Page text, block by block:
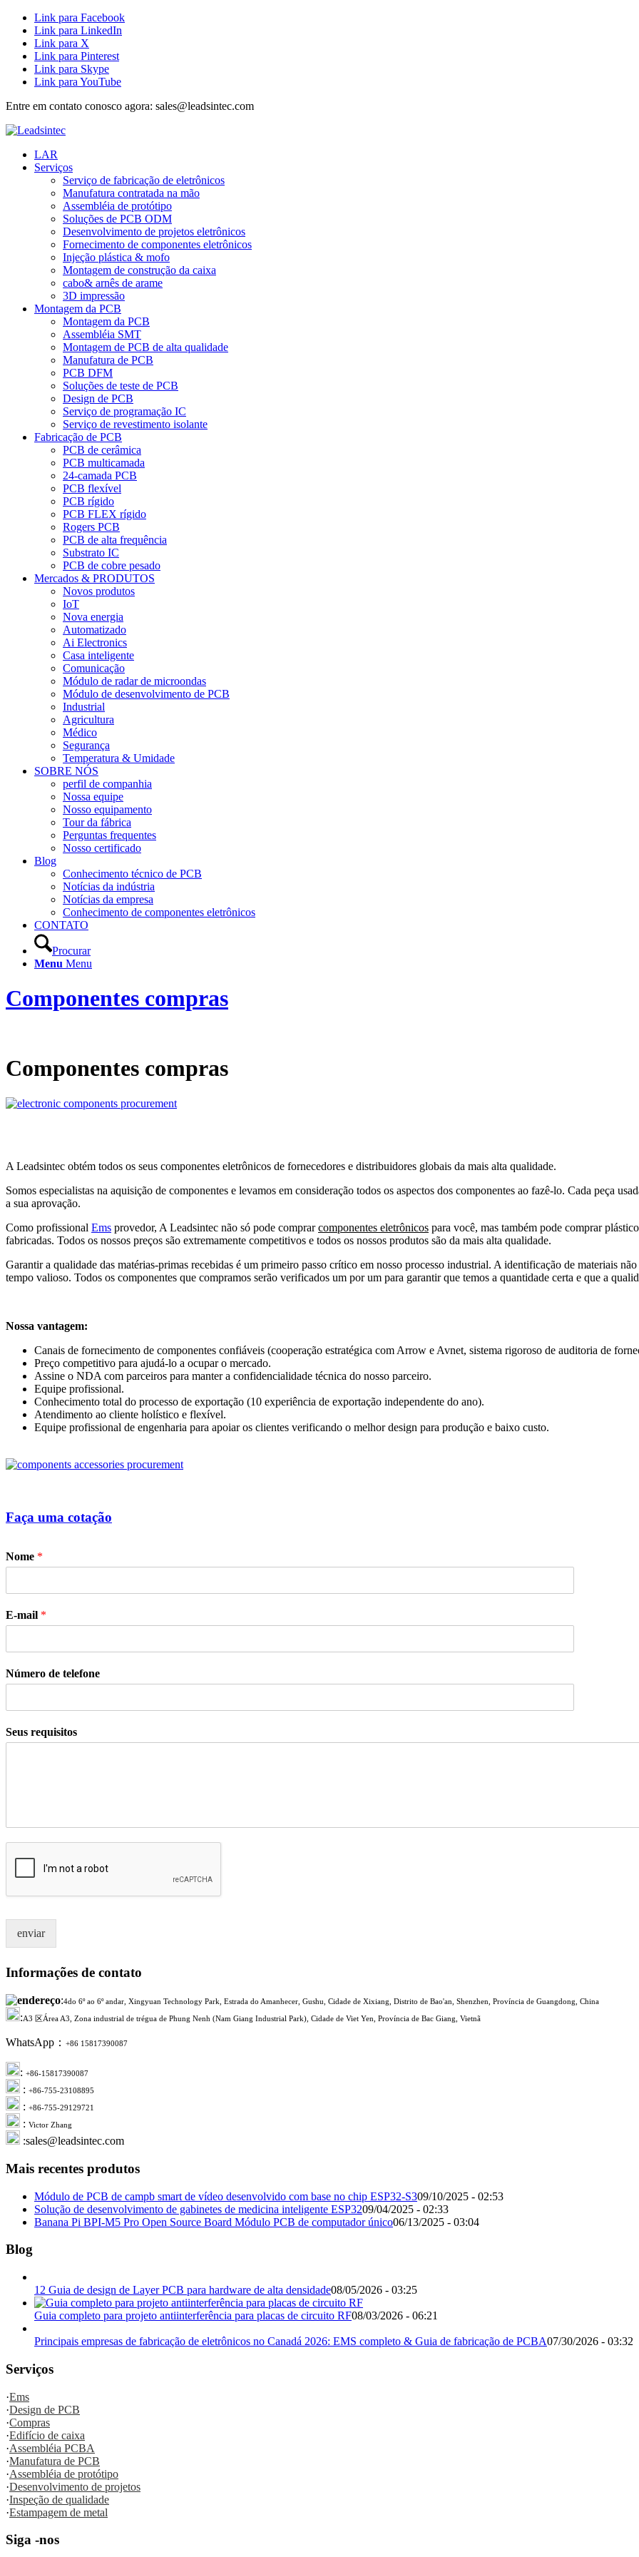
Link para Facebook
Link para LinkedIn
Link para X
Link para Pinterest
Link para Skype
Link para YouTube
Entre em contato conosco agora: sales@leadsintec.com
LAR
Serviços
Serviço de fabricação de eletrônicos
Manufatura contratada na mão
Assembléia de protótipo
Soluções de PCB ODM
Desenvolvimento de projetos eletrônicos
Fornecimento de componentes eletrônicos
Injeção plástica & mofo
Montagem de construção da caixa
cabo& arnês de arame
3D impressão
Montagem da PCB
Montagem da PCB
Assembléia SMT
Montagem de PCB de alta qualidade
Manufatura de PCB
PCB DFM
Soluções de teste de PCB
Design de PCB
Serviço de programação IC
Serviço de revestimento isolante
Fabricação de PCB
PCB de cerâmica
PCB multicamada
24-camada PCB
PCB flexível
PCB rígido
PCB FLEX rígido
Rogers PCB
PCB de alta frequência
Substrato IC
PCB de cobre pesado
Mercados & PRODUTOS
Novos produtos
IoT
Nova energia
Automatizado
Ai Electronics
Casa inteligente
Comunicação
Módulo de radar de microondas
Módulo de desenvolvimento de PCB
Industrial
Agricultura
Médico
Segurança
Temperatura & Umidade
SOBRE NÓS
perfil de companhia
Nossa equipe
Nosso equipamento
Tour da fábrica
Perguntas frequentes
Nosso certificado
Blog
Conhecimento técnico de PCB
Notícias da indústria
Notícias da empresa
Conhecimento de componentes eletrônicos
CONTATO
Procurar
Menu Menu
Componentes compras
Componentes compras
A Leadsintec obtém todos os seus componentes eletrônicos de fornecedores e distribuidores globais da mais alta qualidade.
Somos especialistas na aquisição de componentes e levamos em consideração todos os aspectos dos componentes ao fazê-lo. Cada peça
a sua aprovação.
Como profissional Ems provedor, A Leadsintec não só pode comprarcomponentes eletrônicos para você, mas também pode comprar
fabricadas. Todos os nossos preços são extremamente competitivos e todos os nossos produtos são da mais alta qualidade.
Garantir a qualidade das matérias-primas recebidas é um primeiro passo crítico em nosso processo industrial. A identificação de materiais
tempo valioso. Todos os componentes que compramos serão verificados um por um para garantir que temos a quantidade certa e que a
Nossa vantagem:
Canais de fornecimento de componentes confiáveis (cooperação estratégica com Arrow e Avnet, sistema rigoroso de auditoria de
Preço competitivo para ajudá-lo a ocupar o mercado.
Assine o NDA com parceiros para manter a confidencialidade técnica do nosso parceiro.
Equipe profissional.
Conhecimento total do processo de exportação (10 experiência de exportação independente do ano).
Atendimento ao cliente holístico e flexível.
Equipe profissional de engenharia para apoiar os clientes verificando o melhor design para produção e baixo custo.
Faça uma cotação
Nome *
E-mail *
Número de telefone
Seus requisitos
enviar
Informações de contato
:4do 6º ao 6º andar, Xingyuan Technology Park, Estrada do Amanhecer, Gushu, Cidade de Xixiang, Distrito de Bao'an, Shenzhen, Província de Guangdong, China
:A3 区Área A3, Zona industrial de trégua de Phung Nenh (Nam Giang Industrial Park), Cidade de Viet Yen, Província de Bac Giang, Vietnã
WhatsApp： +86 15817390087
: +86-15817390087
: +86-755-23108895
: +86-755-29129721
: Victor Zhang
:sales@leadsintec.com
Mais recentes produtos
Módulo de PCB de campb smart de vídeo desenvolvido com base no chip ESP32-S309/10/2025 - 02:53
Solução de desenvolvimento de gabinetes de medicina inteligente ESP3209/04/2025 - 02:33
Banana Pi BPI-M5 Pro Open Source Board Módulo PCB de computador único06/13/2025 - 03:04
Blog
12 Guia de design de Layer PCB para hardware de alta densidade08/05/2026 - 03:25
Guia completo para projeto antiinterferência para placas de circuito RF08/03/2026 - 06:21
Principais empresas de fabricação de eletrônicos no Canadá 2026: EMS completo & Guia de fabricação de PCBA07/30/2026 - 03:32
Serviços
·Ems
·Design de PCB
·Compras
·Edifício de caixa
·Assembléia PCBA
·Manufatura de PCB
·Assembléia de protótipo
·Desenvolvimento de projetos
·Inspeção de qualidade
·Estampagem de metal
Siga -nos